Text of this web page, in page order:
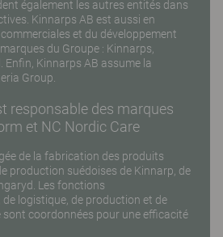
également les autres entités dans
Kinnarps AB est aussi en
et du développement
du Groupe : Kinnarps,
Enfin, Kinnarps AB assume la
Group.
responsable des marques
et NC Nordic Care
de la fabrication des produits
production suédoises de Kinnarp, de
Les fonctions
de logistique, de production et de
coordonnées pour une efficacité